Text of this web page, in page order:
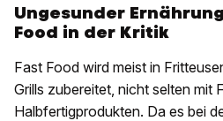
Ungesunder
Food in der Kritik
Fast Food wird meist in
Grills zubereitet, nicht selten mit
Halbfertigprodukten. Da es bei